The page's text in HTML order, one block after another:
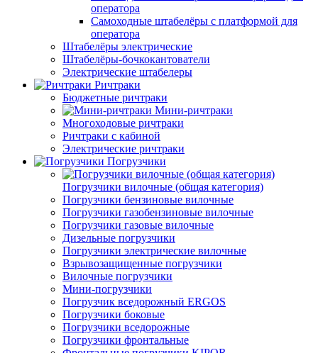
оператора
Самоходные штабелёры с платформой для
оператора
Штабелёры электрические
Штабелёры-бочкокантователи
Электрические штабелеры
Ричтраки
Бюджетные ричтраки
Мини-ричтраки
Многоходовые ричтраки
Ричтраки с кабиной
Электрические ричтраки
Погрузчики
Погрузчики вилочные (общая категория)
Погрузчики бензиновые вилочные
Погрузчики газобензиновые вилочные
Погрузчики газовые вилочные
Дизельные погрузчики
Погрузчики электрические вилочные
Взрывозащищенные погрузчики
Вилочные погрузчики
Мини-погрузчики
Погрузчик вседорожный ERGOS
Погрузчики боковые
Погрузчики вседорожные
Погрузчики фронтальные